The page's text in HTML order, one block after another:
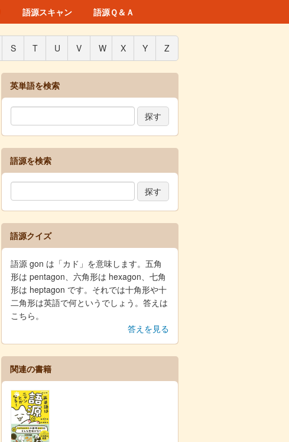
語源スキャン 語源Ｑ＆Ａ
S T U V W X Y Z
英単語を検索
語源を検索
語源クイズ
語源 gon は「カド」を意味します。五角
形は pentagon、六角形は hexagon、七角
形は heptagon です。それでは十角形や十
二角形は英語で何というでしょう。答えは
こちら。
答えを見る
関連の書籍